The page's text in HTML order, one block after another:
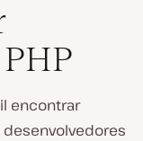
encontrar
desenvolvedores